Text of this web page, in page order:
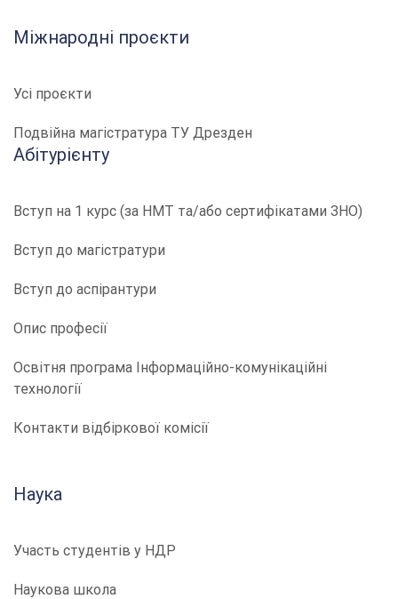
Міжнародні проєкти
Усі проєкти
Подвійна магістратура ТУ Дрезден
Абітурієнту
Вступ на 1 курс (за НМТ та/або сертифікатами ЗНО)
Вступ до магістратури
Вступ до аспірантури
Опис професії
​​Освітня програма Інформаційно-комунікаційні
технології
Контакти відбіркової комісії
Наука
Участь студентів у НДР
Наукова школа